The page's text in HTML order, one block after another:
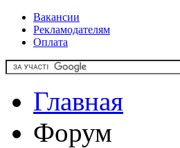
Вакансии
Рекламодателям
Оплата
Главная
Форум